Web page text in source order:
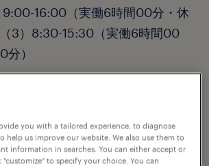
9:00-16:00（実働6時間00分・休
3）8:30-15:30（実働6時間00
）
distribution
you with a tailored experience, to diagnose
help us improve our website. We also use them to
information in searches. You can either accept or
to specify your choice. You can